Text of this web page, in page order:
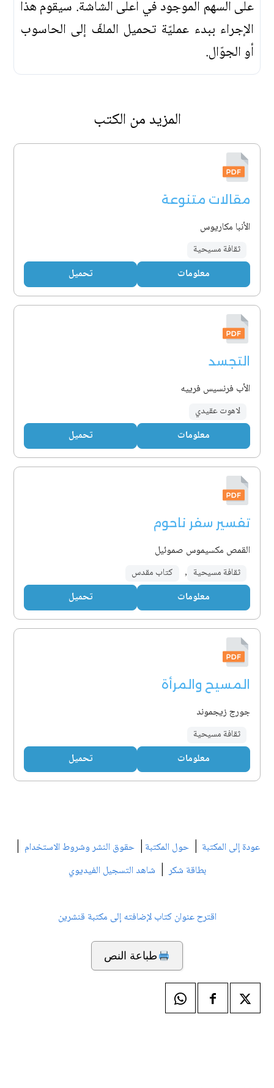
على السهم الموجود في أعلى الشاشة. سيقوم هذا
الإجراء ببدء عمليّة تحميل الملفّ إلى الحاسوب
أو الجوّال.
المزيد من الكتب
مقالات متنوعة
الأنبا مكاريوس
ثقافة مسيحية
معلومات تحميل
التجسد
الأب فرنسيس فرييه
لاهوت عقيدي
معلومات تحميل
تفسير سفر ناحوم
القمص مكسيموس صموئيل
ثقافة مسيحية , كتاب مقدس
معلومات تحميل
المسيح والمرأة
جورج زيجموند
ثقافة مسيحية
معلومات تحميل
عودة إلى المكتبة | حول المكتبة | حقوق النشر وشروط الاستخدام |
بطاقة شكر| شاهد التسجيل الفيديوي
اقترح عنوان كتاب لإضافته إلى مكتبة قنشرين
طباعة النص